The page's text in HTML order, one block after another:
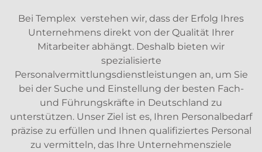
Bei Templex verstehen wir, dass der Erfolg Ihres
Unternehmens direkt von der Qualität Ihrer
Mitarbeiter abhängt. Deshalb bieten wir
spezialisierte
Personalvermittlungsdienstleistungen an, um Sie
bei der Suche und Einstellung der besten Fach-
und Führungskräfte in Deutschland zu
unterstützen. Unser Ziel ist es, Ihren Personalbedarf
präzise zu erfüllen und Ihnen qualifiziertes Personal
zu vermitteln, das Ihre Unternehmensziele